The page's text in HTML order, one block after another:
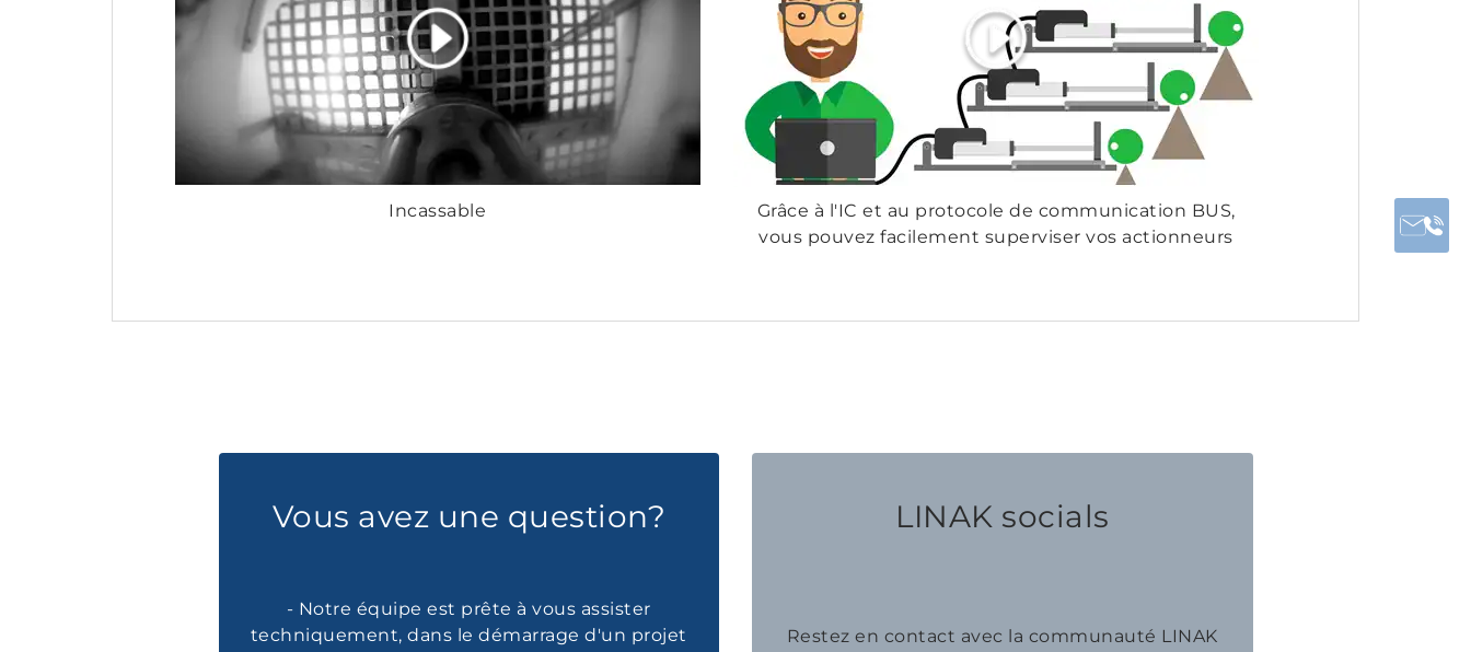
Incassable
Grâce à l'IC et au protocole de communication BUS,
vous pouvez facilement superviser vos actionneurs
Vous avez une question?
- Notre équipe est prête à vous assister
techniquement, dans le démarrage d'un projet
LINAK socials
Restez en contact avec la communauté LINAK